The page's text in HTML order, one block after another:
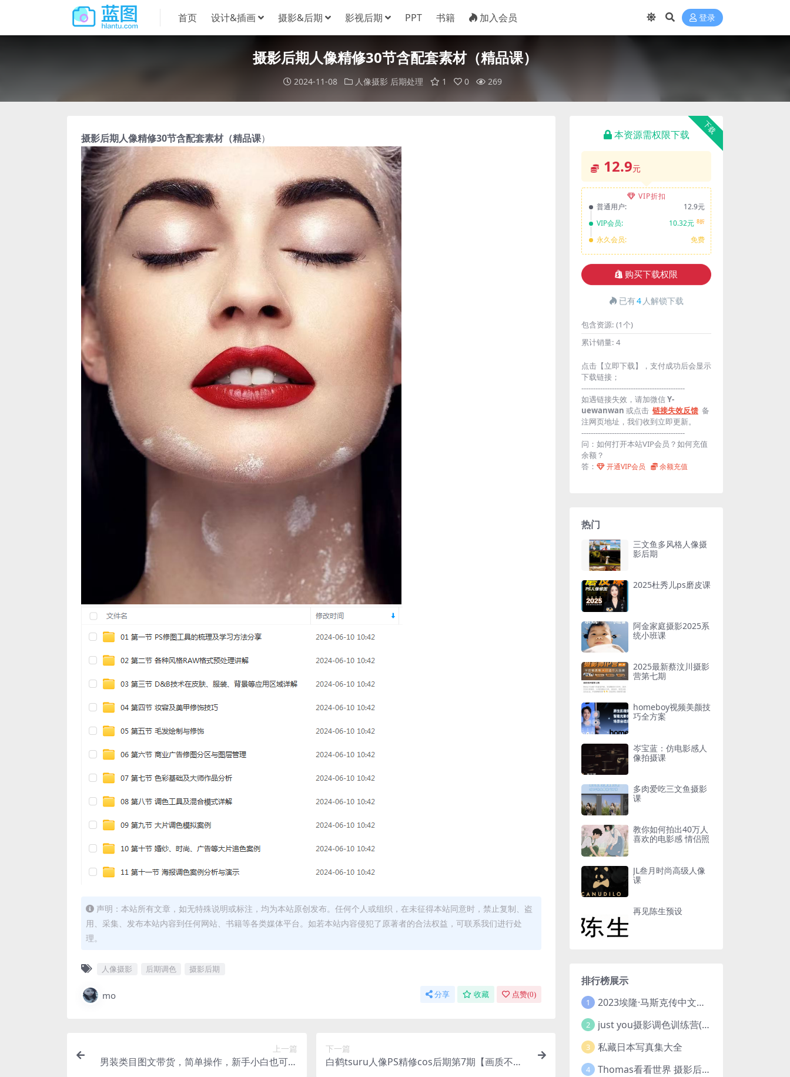
首页 设计&插画 摄影&后期 影视后期 PPT 书籍 加入会员 登录
摄影后期人像精修30节含配套素材（精品课）
2024-11-08 人像摄影 后期处理 1 0 269
摄影后期人像精修30节含配套素材（精品课）
声明：本站所有文章，如无特殊说明或标注，均为本站原创发布。任何个人或组织，在未征得本站同意时，禁止复制、盗
用、采集、发布本站内容到任何网站、书籍等各类媒体平台。如若本站内容侵犯了原著者的合法权益，可联系我们进行处
理。
人像摄影 后期调色 摄影后期
mo 分享 收藏 点赞(0)
上一篇
男装类目图文带货，简单操作，新手小白也可日
下一篇
白鹤tsuru人像PS精修cos后期第7期【画质不错
下载
本资源需权限下载
12.9元
VIP折扣
普通用户:
12.9元
VIP会员:
10.32元 8折
永久会员: 免费
购买下载权限
已有4 人解锁下载
包含资源: (1个)
累计销量: 4
点击【立即下载】，支付成功后会显示
下载链接；
--------------------------------------------
如遇链接失效，请加微信Y-
uewanwan 或点击 链接失效反馈 备
注网页地址，我们收到立即更新。
--------------------------------------------
问：如何打开本站VIP会员？如何充值
余额？
答：
开通VIP会员 余额充值
热门
三文鱼多风格人像摄
影后期
2025杜秀儿ps磨皮课
阿金家庭摄影2025系
统小班课
2025最新蔡汶川摄影
营第七期
homeboy视频美颜技
巧全方案
岑宝蓝：仿电影感人
像拍摄课
多肉爱吃三文鱼摄影
课
教你如何拍出40万人
喜欢的电影感 情侣照
JL叁月时尚高级人像
课
再见陈生预设
排行榜展示
1 2023埃隆·马斯克传中文版 电子书pdf
2 just you摄影调色训练营(已加密}
3 私藏日本写真集大全
4 Thomas看看世界 摄影后期调色：给摄影爱好者的色彩课 网盘下载